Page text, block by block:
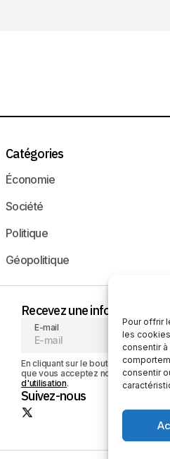
Pour offrir
les
consentir
consentir
Catégories
Économie
Société
Politique
Géopolitique
Recevez une information
E-mail
En cliquant sur le bouton «
que vous acceptez notrepolitique
d'utilisation.
Suivez-nous